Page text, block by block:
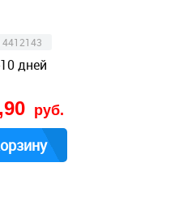
4412143
дней
руб.